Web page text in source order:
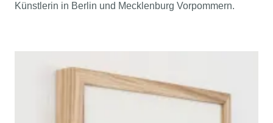
Künstlerin in Berlin und Mecklenburg Vorpommern.